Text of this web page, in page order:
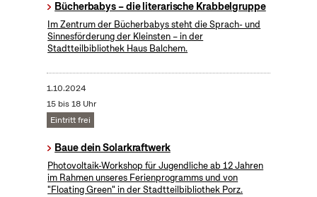
Bücherbabys – die literarische Krabbelgruppe
Im Zentrum der Bücherbabys steht die Sprach- und
Sinnesförderung der Kleinsten – in der
Stadtteilbibliothek Haus Balchem.
1.10.2024
15 bis 18 Uhr
Eintritt frei
Baue dein Solarkraftwerk
​Photovoltaik-Workshop für Jugendliche ab 12 Jahren
im Rahmen unseres Ferienprogramms und von
"Floating Green" in der Stadtteilbibliothek Porz.